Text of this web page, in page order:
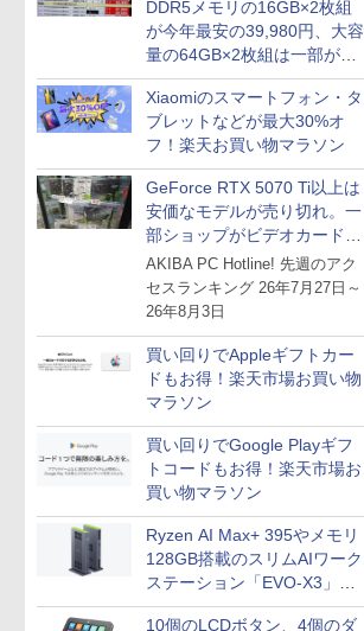
DDR5メモリの16GB×2枚組
が今年最安の39,980円、大容
量の64GB×2枚組は一部が続
騰 [8月前半のメモリ価格]
Xiaomiのスマートフォン・タ
ブレットなどが最大30%オ
フ！楽天お買い物マラソン
GeForce RTX 5070 Ti以上は
安価なモデルが売り切れ。一
部ショップがビデオカードの
購入制限を実施したニュース
が注目を集める
AKIBA PC Hotline! 先週のアク
セスランキング 26年7月27日～
26年8月3日
買い回りでAppleギフトカー
ドもお得！楽天市場お買い物
マラソン
買い回りでGoogle Playギフ
トコードもお得！楽天市場お
買い物マラソン
Ryzen AI Max+ 395やメモリ
128GB搭載のスリムAIワーク
ステーション「EVO-X3」が
GMKtecから
10個のLCDボタン、4個のダ